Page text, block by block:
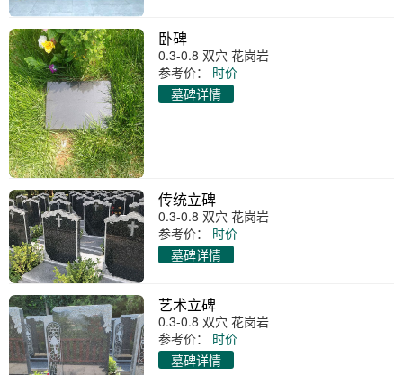
卧碑
0.3-0.8 双穴 花岗岩
参考价：
时价
墓碑详情
传统立碑
0.3-0.8 双穴 花岗岩
参考价：
时价
墓碑详情
艺术立碑
0.3-0.8 双穴 花岗岩
参考价：
时价
墓碑详情